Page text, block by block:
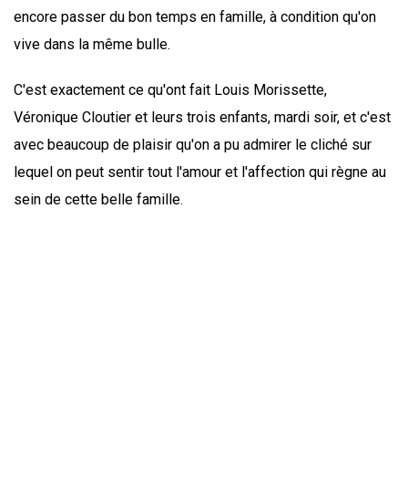
encore passer du bon temps en famille, à condition qu'on
vive dans la même bulle.
C'est exactement ce qu'ont fait Louis Morissette,
Véronique Cloutier et leurs trois enfants, mardi soir, et c'est
avec beaucoup de plaisir qu'on a pu admirer le cliché sur
lequel on peut sentir tout l'amour et l'affection qui règne au
sein de cette belle famille.